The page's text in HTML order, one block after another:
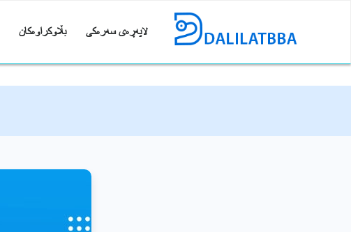
لاپەڕەی سەرەکی بڵاوکراوەکان